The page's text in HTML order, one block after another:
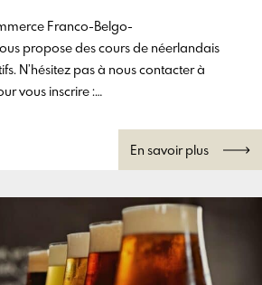
Franco-Belgo-
propose des cours de néerlandais
N’hésitez pas à nous contacter à
vous inscrire :
En savoir plus